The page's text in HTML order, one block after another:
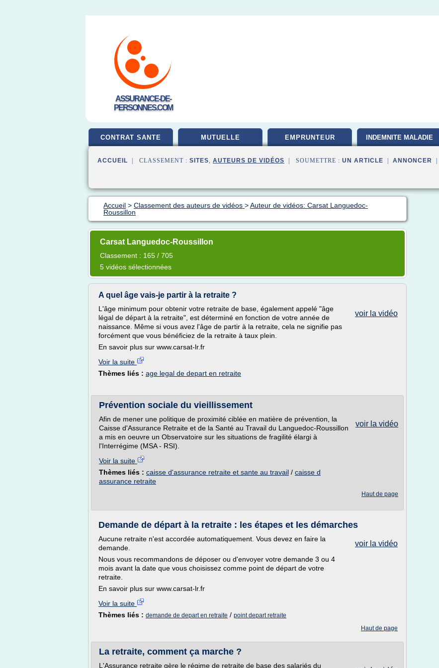
ASSURANCE-DE-
PERSONNES.COM
CONTRAT SANTE MUTUELLE EMPRUNTEUR INDEMNITE MALADIE
ACCUEIL | CLASSEMENT : SITES, AUTEURS DE VIDÉOS | SOUMETTRE : UN ARTICLE ANNONCER
Accueil > Classement des auteurs de vidéos >Auteur de vidéos: Carsat Languedoc-
Roussillon
Carsat Languedoc-Roussillon
Classement : 165 / 705
5 vidéos sélectionnées
A quel âge vais-je partir à la retraite ?
voir la vidéo
L'âge minimum pour obtenir votre retraite de base, également appelé "âge
légal de départ à la retraite", est déterminé en fonction de votre année de
naissance. Même si vous avez l'âge de partir à la retraite, cela ne signifie pas
forcément que vous bénéficiez de la retraite à taux plein.
En savoir plus sur www.carsat-lr.fr
Voir la suite
Thèmes liés : age legal de depart en retraite
Prévention sociale du vieillissement
voir la vidéo
Afin de mener une politique de proximité ciblée en matière de prévention, la
Caisse d'Assurance Retraite et de la Santé au Travail du Languedoc-Roussillon
a mis en oeuvre un Observatoire sur les situations de fragilité élargi à
l'Interrégime (MSA - RSI).
Voir la suite
Thèmes liés : caisse d'assurance retraite et sante au travail / caisse d
assurance retraite
Haut de page
Demande de départ à la retraite : les étapes et les démarches
voir la vidéo
Aucune retraite n'est accordée automatiquement. Vous devez en faire la
demande.
Nous vous recommandons de déposer ou d'envoyer votre demande 3 ou 4
mois avant la date que vous choisissez comme point de départ de votre
retraite.
En savoir plus sur www.carsat-lr.fr
Voir la suite
Thèmes liés : demande de depart en retraite / point depart retraite
Haut de page
La retraite, comment ça marche ?
L'Assurance retraite gère le régime de retraite de base des salariés du